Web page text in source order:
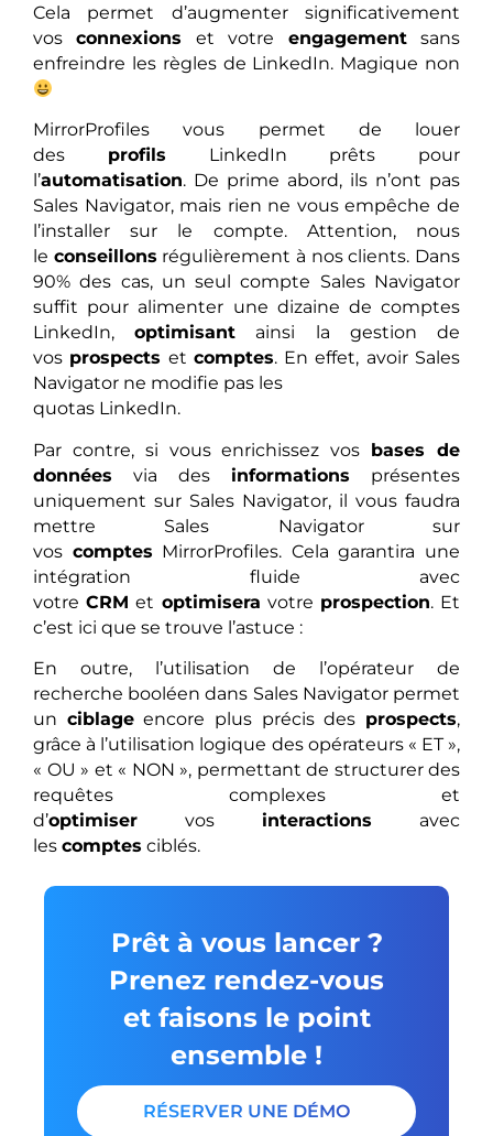
Cela permet d’augmenter significativement
vosconnexions et votre engagementsans
enfreindre les règles de LinkedIn. Magique non
MirrorProfiles vous permet de louer
des profils LinkedIn prêts pour
l’automatisation. De prime abord, ils n’ont pas
Sales Navigator, mais rien ne vous empêche de
l’installer sur le compte. Attention, nous
le conseillons régulièrement à nos clients. Dans
90% des cas, un seul compte Sales Navigator
suffit pour alimenter une dizaine de comptes
LinkedIn,optimisant ainsi la gestion de
vos prospects et comptes. En effet, avoir Sales
Navigator ne modifie pas les
quotas LinkedIn.
Par contre, si vous enrichissez vos bases de
données via des informations présentes
uniquement sur Sales Navigator, il vous faudra
mettre Sales Navigator sur
vos comptes MirrorProfiles. Cela garantira une
intégration fluide avec
votreCRM et optimisera votre prospection. Et
c’est ici que se trouve l’astuce :
En outre, l’utilisation de l’opérateur de
recherche booléen dans Sales Navigator permet
un ciblageencore plus précis des prospects,
grâce à l’utilisation logique des opérateurs « ET »,
« OU » et « NON », permettant de structurer des
requêtes complexes et
d’optimiser vos interactions avec
les comptes ciblés.
Prêt à vous lancer ?
Prenez rendez-vous
et faisons le point
ensemble !
RÉSERVER UNE DÉMO